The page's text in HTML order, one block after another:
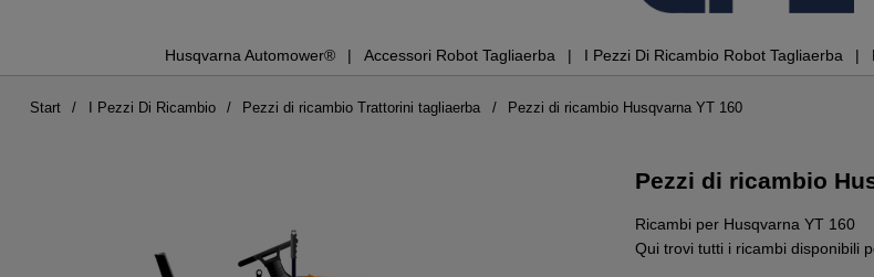
Husqvarna Automower® Accessori Robot Tagliaerba I Pezzi Di Ricambio Robot Tagliaerba
Start I Pezzi Di Ricambio Pezzi di ricambio Trattorini tagliaerba Pezzi di ricambio Husqvarna YT 160
Pezzi di ricambio
Ricambi per Husqvarna YT 160
Qui trovi tutti i ricambi disponibili